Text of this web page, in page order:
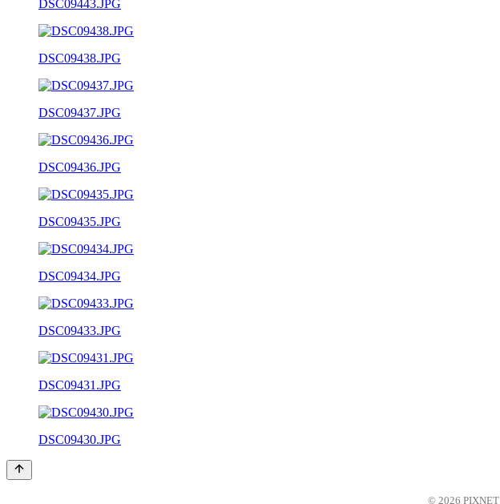
DSC09443.JPG
DSC09438.JPG
DSC09437.JPG
DSC09436.JPG
DSC09435.JPG
DSC09434.JPG
DSC09433.JPG
DSC09431.JPG
DSC09430.JPG
© 2026 PIXNET